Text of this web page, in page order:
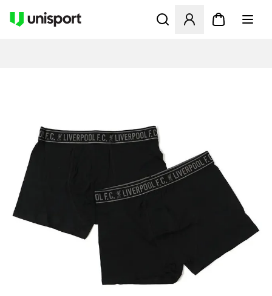
Åbner en Modal til at